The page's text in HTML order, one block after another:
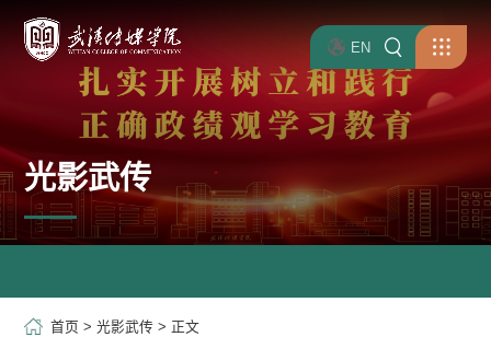
EN
光影武传
首页 >光影武传 > 正文